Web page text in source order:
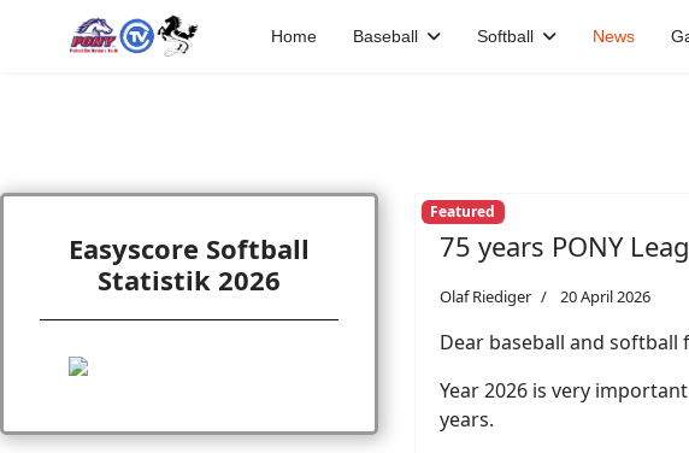
Home Baseball Softball News
Easyscore Softball
Statistik 2026
Featured
75 years PONY
Olaf Riediger 20 April 2026
Dear baseball and softball
Year 2026 is very
years.